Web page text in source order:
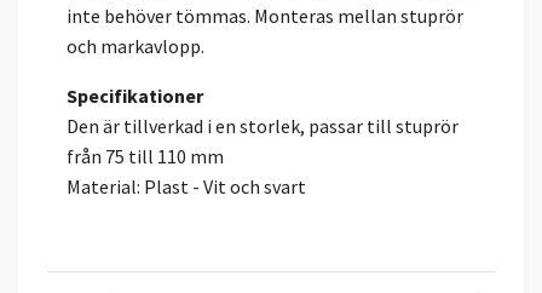
inte behöver tömmas. Monteras mellan stuprör
och markavlopp.
Specifikationer
Den är tillverkad i en storlek, passar till stuprör
från 75 till 110 mm
Material: Plast - Vit och svart